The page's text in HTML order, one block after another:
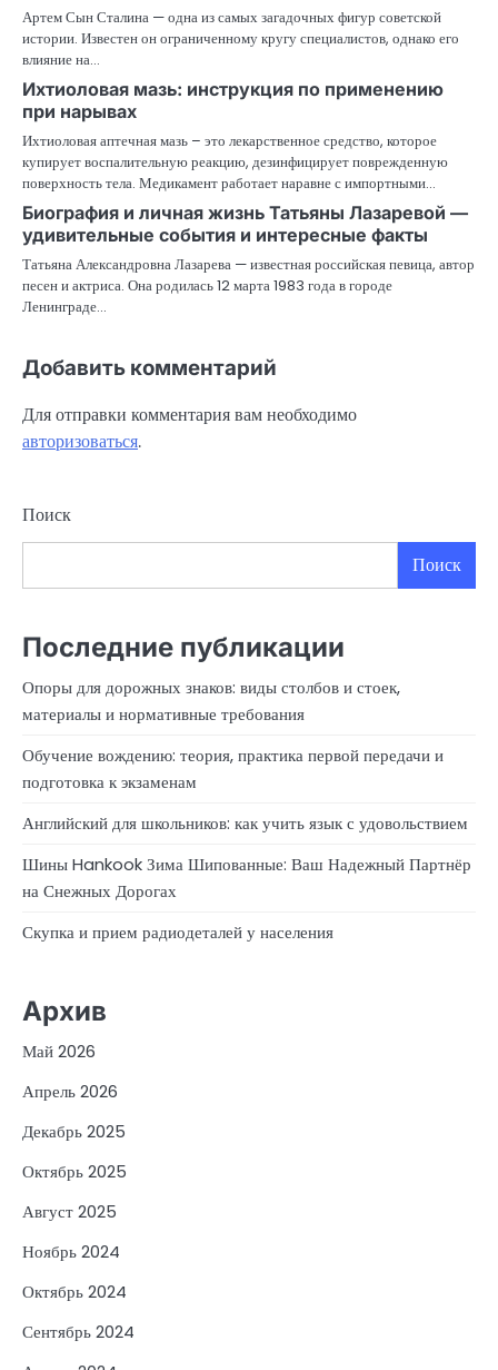
Артем Сын Сталина — одна из самых загадочных фигур советской
истории. Известен он ограниченному кругу специалистов, однако его
влияние на…
Ихтиоловая мазь: инструкция по применению
при нарывах
Ихтиоловая аптечная мазь – это лекарственное средство, которое
купирует воспалительную реакцию, дезинфицирует поврежденную
поверхность тела. Медикамент работает наравне с импортными…
Биография и личная жизнь Татьяны Лазаревой —
удивительные события и интересные факты
Татьяна Александровна Лазарева — известная российская певица, автор
песен и актриса. Она родилась 12 марта 1983 года в городе
Ленинграде…
Добавить комментарий
Для отправки комментария вам необходимо
авторизоваться.
Поиск
Поиск
Последние публикации
Опоры для дорожных знаков: виды столбов и стоек,
материалы и нормативные требования
Обучение вождению: теория, практика первой передачи и
подготовка к экзаменам
Английский для школьников: как учить язык с удовольствием
Шины Hankook Зима Шипованные: Ваш Надежный Партнёр
на Снежных Дорогах
Скупка и прием радиодеталей у населения
Архив
Май 2026
Апрель 2026
Декабрь 2025
Октябрь 2025
Август 2025
Ноябрь 2024
Октябрь 2024
Сентябрь 2024